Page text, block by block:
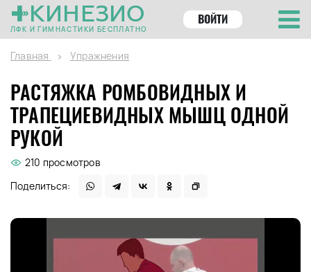
КИНЕЗИО
ЛФК И ГИМНАСТИКИ БЕСПЛАТНО
ВОЙТИ
Главная Упражнения
РАСТЯЖКА РОМБОВИДНЫХ И
ТРАПЕЦИЕВИДНЫХ МЫШЦ ОДНОЙ
РУКОЙ
210 просмотров
Поделиться: